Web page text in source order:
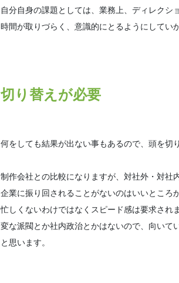
自分自身の課題としては、業務上、ディレク
時間が取りづらく、意識的にとるようにしてい
切り替えが必要
何をしても結果が出ない事もあるので、頭を切
制作会社との比較になりますが、対社外・対社
企業に振り回されることがないのはいいところ
忙しくないわけではなくスピード感は要求され
変な派閥とか社内政治とかはないので、向いて
と思います。